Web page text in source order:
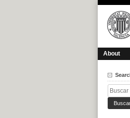
Saltar
contenido
About
Buscar: